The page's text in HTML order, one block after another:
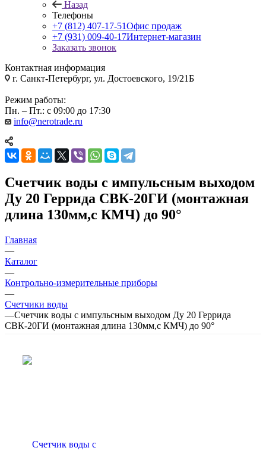
Назад
Телефоны
+7 (812) 407-17-51Офис продаж
+7 (931) 009-40-17Интернет-магазин
Заказать звонок
Контактная информация
г. Санкт-Петербург, ул. Достоевского, 19/21Б
Режим работы:
Пн. – Пт.: с 09:00 до 17:30
info@nerotrade.ru
Счетчик воды с импульсным выходом
Ду 20 Геррида СВК-20ГИ (монтажная
длина 130мм,с КМЧ) до 90°
Главная
—
Каталог
—
Контрольно-измерительные приборы
—
Счетчики воды
—Счетчик воды с импульсным выходом Ду 20 Геррида
СВК-20ГИ (монтажная длина 130мм,с КМЧ) до 90°